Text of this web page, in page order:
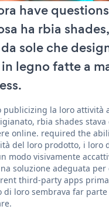
have
ha rbia
sole che
legno fatte a
publicizing la loro attività
rbia shades stava
online. required the
del loro prodotto, i loro
modo visivamente
soluzione adeguata per
third-party apps
di loro sembrava far